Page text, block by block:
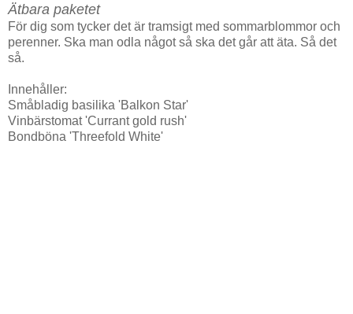
Ätbara paketet
För dig som tycker det är tramsigt med sommarblommor och
perenner. Ska man odla något så ska det går att äta. Så det
så.
Innehåller:
Småbladig basilika 'Balkon Star'
Vinbärstomat 'Currant gold rush'
Bondböna 'Threefold White'